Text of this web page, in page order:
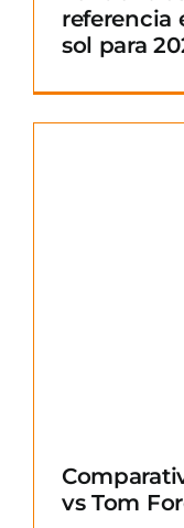
referencia
sol para
vs Tom